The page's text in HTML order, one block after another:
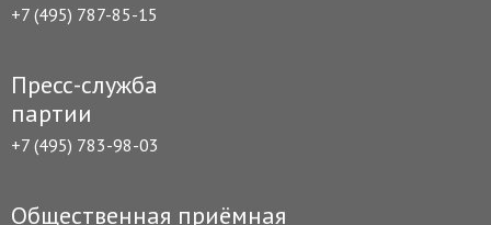
+7 (495) 787-85-15
Пресс-служба
партии
+7 (495) 783-98-03
Общественная приёмная